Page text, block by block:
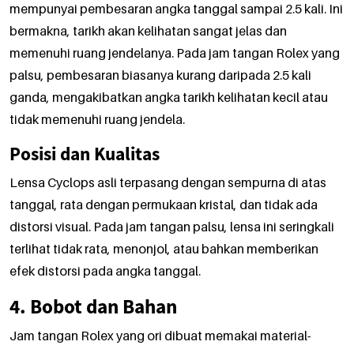
mempunyai pembesaran angka tanggal sampai 2.5 kali. Ini
bermakna, tarikh akan kelihatan sangat jelas dan
memenuhi ruang jendelanya. Pada jam tangan Rolex yang
palsu, pembesaran biasanya kurang daripada 2.5 kali
ganda, mengakibatkan angka tarikh kelihatan kecil atau
tidak memenuhi ruang jendela.
Posisi dan Kualitas
Lensa Cyclops asli terpasang dengan sempurna di atas
tanggal, rata dengan permukaan kristal, dan tidak ada
distorsi visual. Pada jam tangan palsu, lensa ini seringkali
terlihat tidak rata, menonjol, atau bahkan memberikan
efek distorsi pada angka tanggal.
4. Bobot dan Bahan
Jam tangan Rolex yang ori dibuat memakai material-